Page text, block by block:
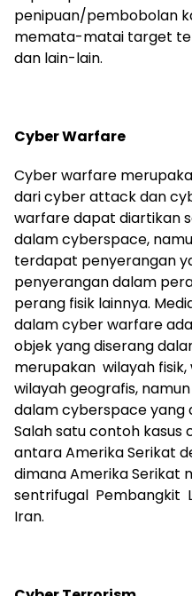
penipuan/pembobolan
memata-matai target
dan lain-lain.
Cyber Warfare
Cyber warfare
dari cyber attack dan
warfare dapat diartikan
dalam cyberspace,
terdapat penyerangan
penyerangan dalam
perang fisik lainnya.
dalam cyber warfare
objek yang diserang
merupakan wilayah
wilayah geografis,
dalam cyberspace yang
Salah satu contoh
antara Amerika Serikat
dimana Amerika Serikat
sentrifugal Pembangkit
Iran.